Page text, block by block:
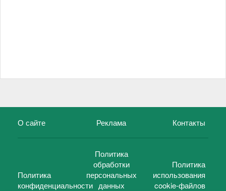
О сайте Реклама Контакты
Политика
конфиденциальности
Политика
обработки
персональных
данных
Политика
использования
cookie-файлов